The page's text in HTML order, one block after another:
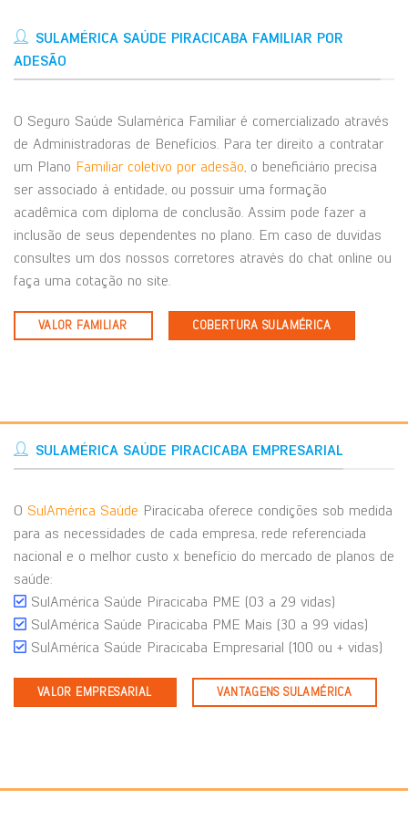
SULAMÉRICA SAÚDE PIRACICABA FAMILIAR POR
ADESÃO
O Seguro Saúde Sulamérica Familiar é comercializado através
de Administradoras de Benefícios. Para ter direito a contratar
um Plano Familiar coletivo por adesão, o beneficiário precisa
ser associado à entidade, ou possuir uma formação
acadêmica com diploma de conclusão. Assim pode fazer a
inclusão de seus dependentes no plano. Em caso de duvidas
consultes um dos nossos corretores através do chat online ou
faça uma cotação no site.
VALOR FAMILIAR COBERTURA SULAMÉRICA
SULAMÉRICA SAÚDE PIRACICABA EMPRESARIAL
O SulAmérica Saúde Piracicaba oferece condições sob medida
para as necessidades de cada empresa, rede referenciada
nacional e o melhor custo x benefício do mercado de planos de
saúde:
SulAmérica Saúde Piracicaba PME (03 a 29 vidas)
SulAmérica Saúde Piracicaba PME Mais (30 a 99 vidas)
SulAmérica Saúde Piracicaba Empresarial (100 ou + vidas)
VALOR EMPRESARIAL VANTAGENS SULAMÉRICA